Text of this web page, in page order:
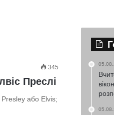
345
Преслі
Presley або Elvis;